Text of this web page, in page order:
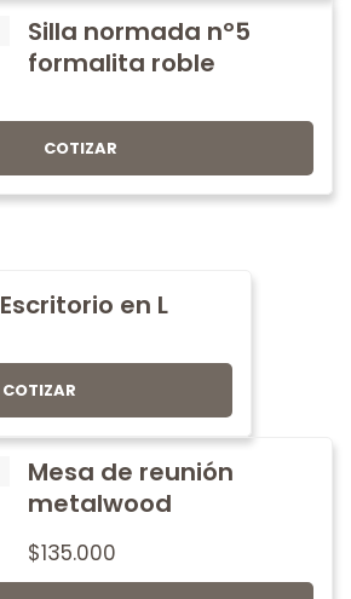
Silla normada nº5
formalita roble
COTIZAR
Escritorio en L
COTIZAR
Mesa de reunión
metalwood
$135.000